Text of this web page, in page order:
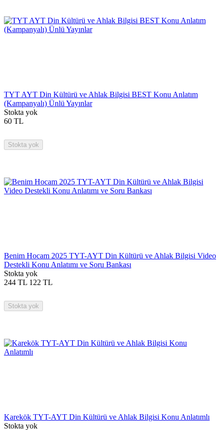
TYT AYT Din Kültürü ve Ahlak Bilgisi BEST Konu Anlatım
(Kampanyalı) Ünlü Yayınlar
Stokta yok
60 TL
Stokta yok
Benim Hocam 2025 TYT-AYT Din Kültürü ve Ahlak Bilgisi Video
Destekli Konu Anlatımı ve Soru Bankası
Stokta yok
244 TL 122 TL
Stokta yok
Karekök TYT-AYT Din Kültürü ve Ahlak Bilgisi Konu Anlatımlı
Stokta yok